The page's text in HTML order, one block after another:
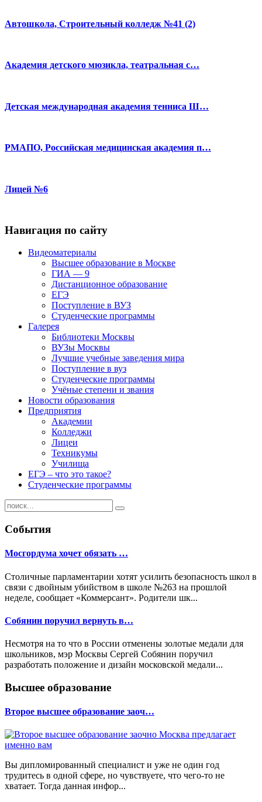
Автошкола, Строительный колледж №41 (2)
Академия детского мюзикла, театральная с…
Детская международная академия тенниса Ш…
РМАПО, Российская медицинская академия п…
Лицей №6
Навигация по сайту
Видеоматериалы
Высшее образование в Москве
ГИА — 9
Дистанционное образование
ЕГЭ
Поступление в ВУЗ
Студенческие программы
Галерея
Библиотеки Москвы
ВУЗы Москвы
Лучшие учебные заведения мира
Поступление в вуз
Студенческие программы
Учёные степени и звания
Новости образования
Предприятия
Академии
Колледжи
Лицеи
Техникумы
Училища
ЕГЭ – что это такое?
Студенческие программы
События
Мосгордума хочет обязать …
Столичные парламентарии хотят усилить безопасность школ в
связи с двойным убийством в школе №263 на прошлой
неделе, сообщает «Коммерсант». Родители шк...
Собянин поручил вернуть в…
Несмотря на то что в России отменены золотые медали для
школьников, мэр Москвы Сергей Собянин поручил
разработать положение и дизайн московской медали...
Высшее образование
Второе высшее образование заоч…
Вы дипломированный специалист и уже не один год
трудитесь в одной сфере, но чувствуете, что чего-то не
хватает. Тогда данная инфор...